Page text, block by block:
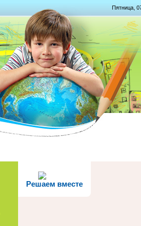
Пятница,
Решаем вместе